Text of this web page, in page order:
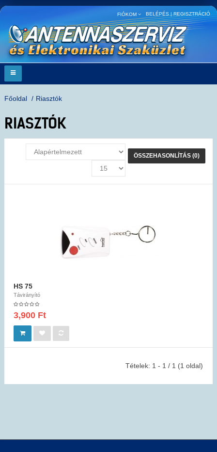
BELÉPÉS |REGISZTRÁCIÓ
FIÓKOM
Főoldal Riasztók
RIASZTÓK
ÖSSZEHASONLÍTÁS (0)
HS 75
Távirányító
3,900 Ft
Tételek: 1 - 1 / 1 (1 oldal)